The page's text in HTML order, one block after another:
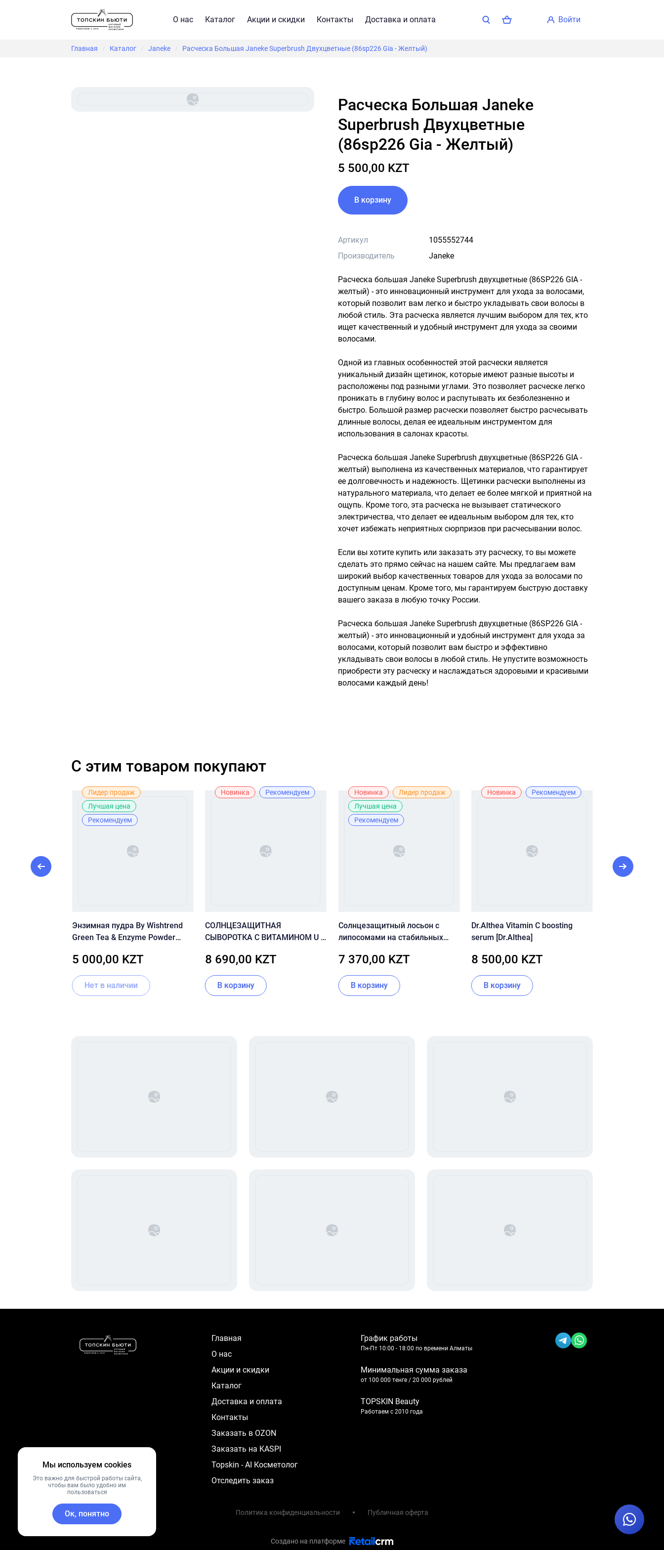
О нас Каталог Акции и скидки Контакты Доставка и оплата войти
Главная / Каталог / Janeke / Расческа Большая Janeke Superbrush Двухцветные (86sp226 Gia - Желтый)
Расческа Большая Janeke
Superbrush Двухцветные
(86sp226 Gia - Желтый)
5 500,00 KZT
В корзину
Артикул
1055552744
Производитель
Janeke
Расческа большая Janeke Superbrush двухцветные (86SP226 GIA -
желтый) - это инновационный инструмент для ухода за волосами,
который позволит вам легко и быстро укладывать свои волосы в
любой стиль. Эта расческа является лучшим выбором для тех, кто
ищет качественный и удобный инструмент для ухода за своими
волосами.
Одной из главных особенностей этой расчески является
уникальный дизайн щетинок, которые имеют разные высоты и
расположены под разными углами. Это позволяет расческе легко
проникать в глубину волос и распутывать их безболезненно и
быстро. Большой размер расчески позволяет быстро расчесывать
длинные волосы, делая ее идеальным инструментом для
использования в салонах красоты.
Расческа большая Janeke Superbrush двухцветные (86SP226 GIA -
желтый) выполнена из качественных материалов, что гарантирует
ее долговечность и надежность. Щетинки расчески выполнены из
натурального материала, что делает ее более мягкой и приятной на
ощупь. Кроме того, эта расческа не вызывает статического
электричества, что делает ее идеальным выбором для тех, кто
хочет избежать неприятных сюрпризов при расчесывании волос.
Если вы хотите купить или заказать эту расческу, то вы можете
сделать это прямо сейчас на нашем сайте. Мы предлагаем вам
широкий выбор качественных товаров для ухода за волосами по
доступным ценам. Кроме того, мы гарантируем быструю доставку
вашего заказа в любую точку России.
Расческа большая Janeke Superbrush двухцветные (86SP226 GIA -
желтый) - это инновационный и удобный инструмент для ухода за
волосами, который позволит вам быстро и эффективно
укладывать свои волосы в любой стиль. Не упустите возможность
приобрести эту расческу и наслаждаться здоровыми и красивыми
волосами каждый день!
C этим товаром покупают
Лидер продаж
Лучшая цена
Рекомендуем
Энзимная пудра By Wishtrend
Green Tea & Enzyme Powder
5 000,00 KZT
Нет в наличии
Новинка Рекомендуем
СОЛНЦЕЗАЩИТНАЯ
СЫВОРОТКА С ВИТАМИНОМ U И
SERUM SPF 50+ PA++++
8 690,00 KZT
В корзину
Новинка
Лидер продаж
Лучшая цена
Рекомендуем
Солнцезащитный лосьон с
липосомами на стабильных
Blemish Sun Lotion SPF50+
PA++++ 60 мл
7 370,00 KZT
В корзину
Новинка Рекомендуем
Dr.Althea Vitamin C boosting
serum [Dr.Althea]
8 500,00 KZT
В корзину
Главная
О нас
Акции и скидки
Каталог
Доставка и оплата
Контакты
Заказать в OZON
Заказать на KASPI
Topskin - AI Косметолог
Отследить заказ
График работы
Пн-Пт 10:00 - 18:00 по времени Алматы
Минимальная сумма заказа
от 100 000 тенге / 20 000 рублей
TOPSKIN Beauty
Работаем с 2010 года
Политика конфиденциальности Публичная оферта
Создано на платформе
Мы используем cookies
Это важно для быстрой работы сайта,
чтобы вам было удобно им
пользоваться
Ок, понятно